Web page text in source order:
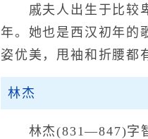
戚夫人出生于比较卑
年。她也是西汉初年的
姿优美，甩袖和折腰都
林杰
林杰(831—847)字智